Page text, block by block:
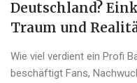
Deutschland?
Traum und
Wie viel verdient ein Profi
beschäftigt Fans,